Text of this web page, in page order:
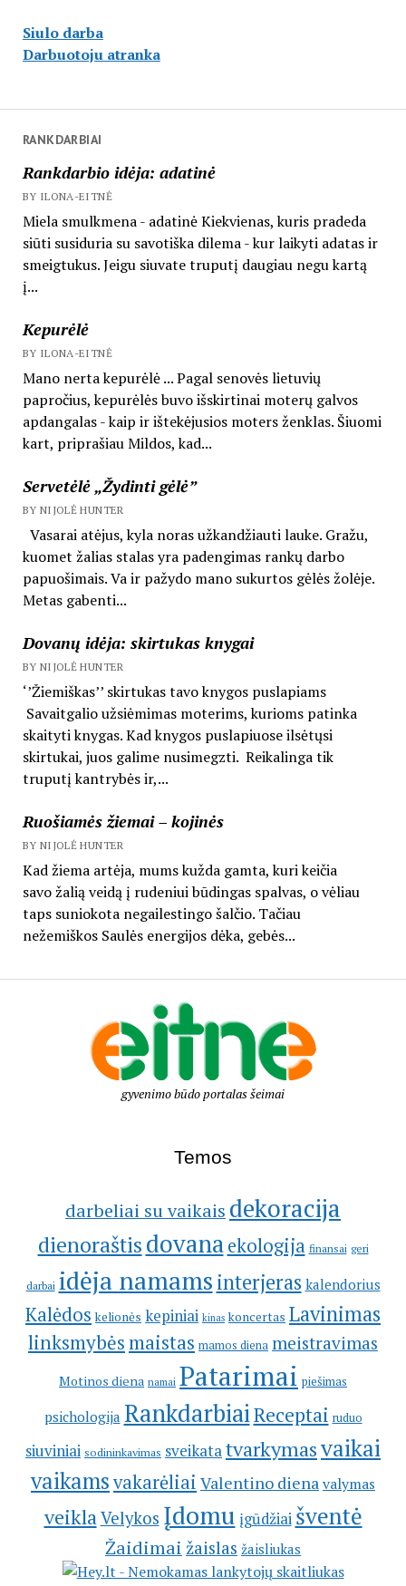
Siulo darba
Darbuotoju atranka
RANKDARBIAI
Rankdarbio idėja: adatinė
BY ILONA-EITNĖ
Miela smulkmena - adatinė Kiekvienas, kuris pradeda
siūti susiduria su savotiška dilema - kur laikyti adatas ir
smeigtukus. Jeigu siuvate truputį daugiau negu kartą
į...
Kepurėlė
BY ILONA-EITNĖ
Mano nerta kepurėlė ... Pagal senovės lietuvių
papročius, kepurėlės buvo išskirtinai moterų galvos
apdangalas - kaip ir ištekėjusios moters ženklas. Šiuomi
kart, priprašiau Mildos, kad...
Servetėlė „Žydinti gėlė”
BY NIJOLĖ HUNTER
Vasarai atėjus, kyla noras užkandžiauti lauke. Gražu,
kuomet žalias stalas yra padengimas rankų darbo
papuošimais. Va ir pažydo mano sukurtos gėlės žolėje.
Metas gabenti...
Dovanų idėja: skirtukas knygai
BY NIJOLĖ HUNTER
‘’Žiemiškas’’ skirtukas tavo knygos puslapiams
Savaitgalio užsiėmimas moterims, kurioms patinka
skaityti knygas. Kad knygos puslapiuose ilsėtųsi
skirtukai, juos galime nusimegzti. Reikalinga tik
truputį kantrybės ir,...
Ruošiamės žiemai – kojinės
BY NIJOLĖ HUNTER
Kad žiema artėja, mums kužda gamta, kuri keičia
savo žalią veidą į rudeniui būdingas spalvas, o vėliau
taps suniokota negailestingo šalčio. Tačiau
nežemiškos Saulės energijos dėka, gebės...
gyvenimo būdo portalas šeimai
Temos
darbeliai su vaikais dekoracija
dienoraštisdovana ekologija finansai geri
darbai idėja namams interjeras kalendorius
Kalėdos kelionės kepiniai kinas koncertas Lavinimas
linksmybėsmaistas mamos diena meistravimas
Motinos diena namai Patarimai piešimas
psichologija RankdarbiaiReceptai ruduo
siuviniai sodininkavimas sveikatatvarkymasvaikai
vaikamsvakarėliai Valentino diena valymas
veikla Velykos Įdomu įgūdžiai šventė
Žaidimai žaislas žaisliukas